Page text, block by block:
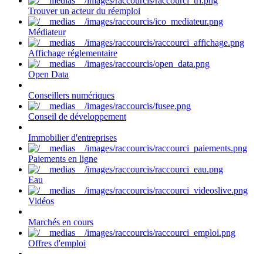
Trouver un acteur du réemploi
Médiateur
Affichage réglementaire
Open Data
Conseillers numériques
Conseil de développement
Immobilier d'entreprises
Paiements en ligne
Eau
Vidéos
Marchés en cours
Offres d'emploi